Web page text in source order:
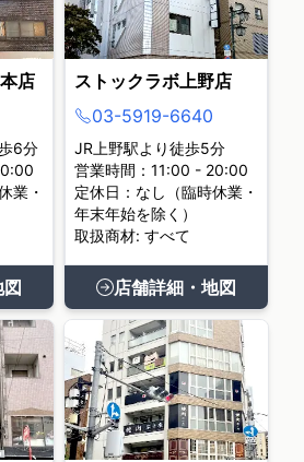
店
6分
業・
ストックラボ上野店
03-5919-6640
JR上野駅より徒歩5分
営業時間：11:00 - 20:00
定休日：なし（臨時休業・
年末年始を除く）
取扱商材: すべて
店舗詳細・地図